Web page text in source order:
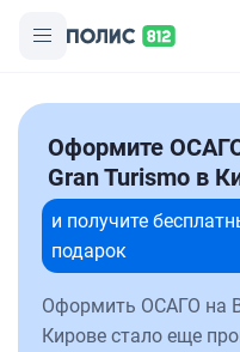
Оформите
Gran Turismo в
и получите
подарок
Оформить ОСАГО на
Кирове стало еще